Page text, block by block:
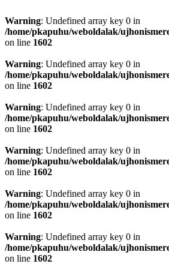
Warning: Undefined array key 0 in
/home/pkapuhu/weboldalak/
on line 1602
Warning: Undefined array key 0 in
/home/pkapuhu/weboldalak/
on line 1602
Warning: Undefined array key 0 in
/home/pkapuhu/weboldalak/
on line 1602
Warning: Undefined array key 0 in
/home/pkapuhu/weboldalak/
on line 1602
Warning: Undefined array key 0 in
/home/pkapuhu/weboldalak/
on line 1602
Warning: Undefined array key 0 in
/home/pkapuhu/weboldalak/
on line 1602